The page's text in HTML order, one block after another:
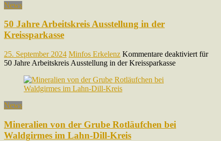
News
50 Jahre Arbeitskreis Ausstellung in der
Kreissparkasse
25. September 2024 Minfos Erkelenz Kommentare deaktiviert für
50 Jahre Arbeitskreis Ausstellung in der Kreissparkasse
News
Mineralien von der Grube Rotläufchen bei
Waldgirmes im Lahn-Dill-Kreis